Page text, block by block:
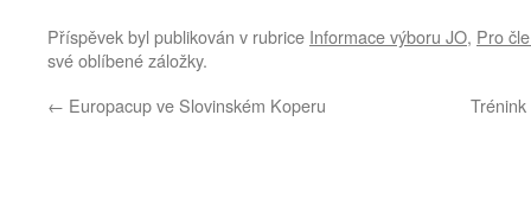
Příspěvek byl publikován v rubrice Informace výboru JO, Pro
své oblíbené záložky.
← Europacup ve Slovinském Koperu